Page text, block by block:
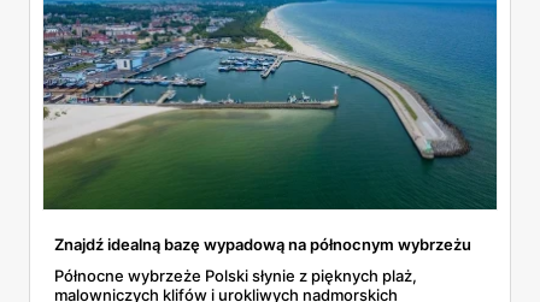
Znajdź idealną bazę wypadową na północnym wybrzeżu
Północne wybrzeże Polski słynie z pięknych plaż,
malowniczych klifów i urokliwych nadmorskich